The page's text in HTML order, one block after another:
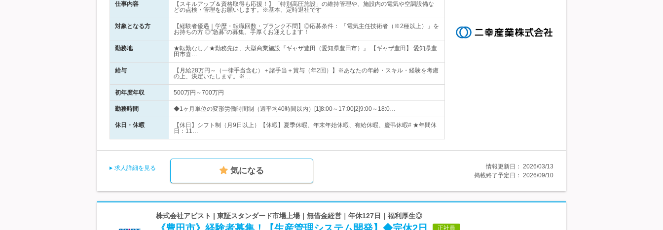
仕事内容
【スキルアップ＆資格取得も応援！】「特別高圧施設」の維持管理や、施設内の電気や空調設備な
どの点検・管理をお願いします。※基本、定時退社です
対象となる方
【経験者優遇｜学歴・転職回数・ブランク不問】◎応募条件： 「電気主任技術者（※2種以上）」を
お持ちの方 ◎"急募"の募集。手厚くお迎えします！
勤務地
★転勤なし／★勤務先は、大型商業施設『ギャザ豊田（愛知県豊田市）』 【ギャザ豊田】 愛知県豊
田市喜…
給与
【月給28万円～（一律手当含む）＋諸手当＋賞与（年2回）】※あなたの年齢・スキル・経験を考慮
の上、決定いたします。※…
初年度年収 500万円～700万円
勤務時間 ◆1ヶ月単位の変形労働時間制（週平均40時間以内）[1]8:00～17:00[2]9:00～18:0…
休日・休暇
【休日】シフト制（月9日以上）【休暇】夏季休暇、年末年始休暇、有給休暇、慶弔休暇# ★年間休
日：11…
求人詳細を見る 気になる 情報更新日： 2026/03/13
掲載終了予定日： 2026/09/10
株式会社アビスト | 東証スタンダード市場上場｜無借金経営｜年休127日｜福利厚生◎
正社員